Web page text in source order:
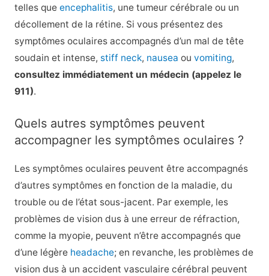
telles que encephalitis, une tumeur cérébrale ou un
décollement de la rétine. Si vous présentez des
symptômes oculaires accompagnés d’un mal de tête
soudain et intense, stiff neck, nausea ou vomiting,
consultez immédiatement un médecin (appelez le
911).
Quels autres symptômes peuvent
accompagner les symptômes oculaires ?
Les symptômes oculaires peuvent être accompagnés
d’autres symptômes en fonction de la maladie, du
trouble ou de l’état sous-jacent. Par exemple, les
problèmes de vision dus à une erreur de réfraction,
comme la myopie, peuvent n’être accompagnés que
d’une légère headache; en revanche, les problèmes de
vision dus à un accident vasculaire cérébral peuvent